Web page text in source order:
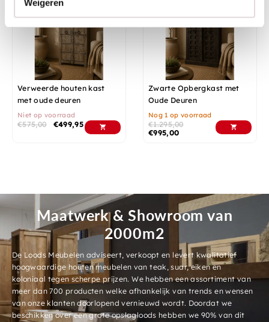
Weigeren
Verweerde houten kast
met oude deuren
Niet op voorraad
€575,00 €499,95
Zwarte Opbergkast met
Oude Deuren
Nog 1 op voorraad
€1.295,00
€995,00
Maatwerk & Showroom van
2000m2
De Loods Meubelen adviseert, verkoopt en levert kwalitatief
hoogwaardige houten meubelen van teak, suar, eiken en
koloniaal tegen scherpe prijzen. We hebben een assortiment van
meer dan 700 producten welke afhankelijk van trends en wensen
van onze klanten doorlopend vernieuwd wordt. Doordat we
beschikken over een grote opslagloods hebben we 90% van dit